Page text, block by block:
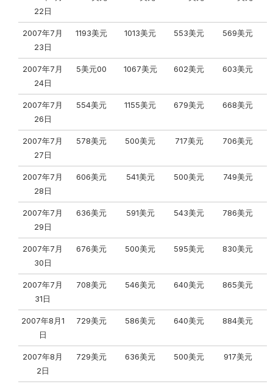
22日
2007年7月
23日
1193美元 1013美元 553美元 569美元
2007年7月
24日
5美元00 1067美元 602美元 603美元
2007年7月
26日
554美元 1155美元 679美元 668美元
2007年7月
27日
578美元 500美元 717美元 706美元
2007年7月
28日
606美元 541美元 500美元 749美元
2007年7月
29日
636美元 591美元 543美元 786美元
2007年7月
30日
676美元 500美元 595美元 830美元
2007年7月
31日
708美元 546美元 640美元 865美元
2007年8月1
日
729美元 586美元 640美元 884美元
2007年8月
2日
729美元 636美元 500美元 917美元